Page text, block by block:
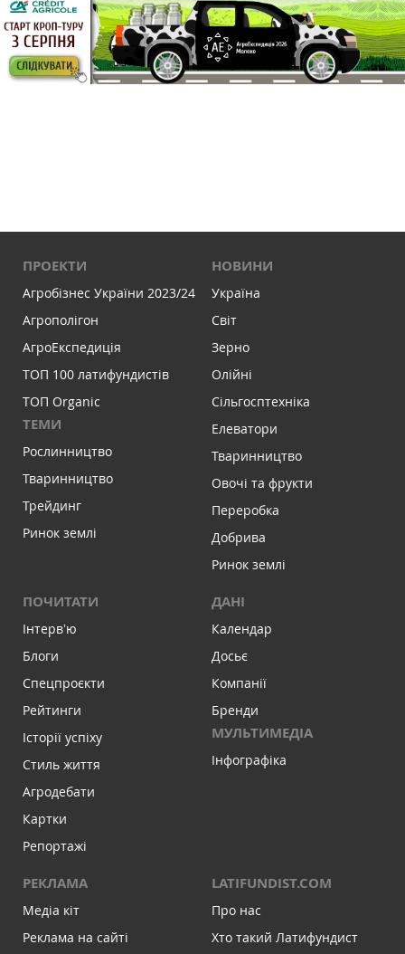
ПРОЕКТИ
Агробізнес України 2023/24
Агрополігон
АгроЕкспедиція
ТОП 100 латифундистів
ТОП Organic
ТЕМИ
Рослинництво
Тваринництво
Трейдинг
Ринок землі
НОВИНИ
Україна
Світ
Зерно
Олійні
Сільгосптехніка
Елеватори
Тваринництво
Овочі та фрукти
Переробка
Добрива
Ринок землі
ПОЧИТАТИ
Інтервʼю
Блоги
Спецпроєкти
Рейтинги
Історії успіху
Стиль життя
Агродебати
Картки
Репортажі
ДАНІ
Календар
Досьє
Компанії
Бренди
МУЛЬТИМЕДІА
Інфографіка
РЕКЛАМА
Медіа кіт
Реклама на сайті
LATIFUNDIST.COM
Про нас
Хто такий Латифундист